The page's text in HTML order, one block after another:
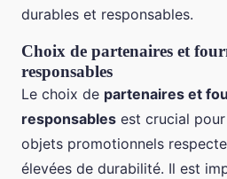
durables et responsables.
Choix de partenaires et
responsables
Le choix de partenaires et
responsables est crucial
objets promotionnels
élevées de durabilité. Il est